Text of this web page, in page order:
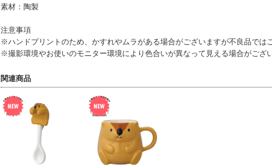
素材：陶製
注意事項
※ハンドプリントのため、かすれやムラがある場合がございますが不良品では
※撮影環境やお使いのモニター環境により色合いが異なって見える場合がござ
関連商品